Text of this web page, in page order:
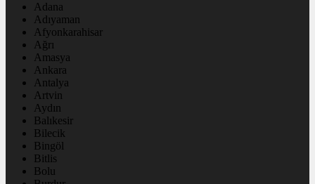
Adana
Adıyaman
Afyonkarahisar
Ağrı
Amasya
Ankara
Antalya
Artvin
Aydın
Balıkesir
Bilecik
Bingöl
Bitlis
Bolu